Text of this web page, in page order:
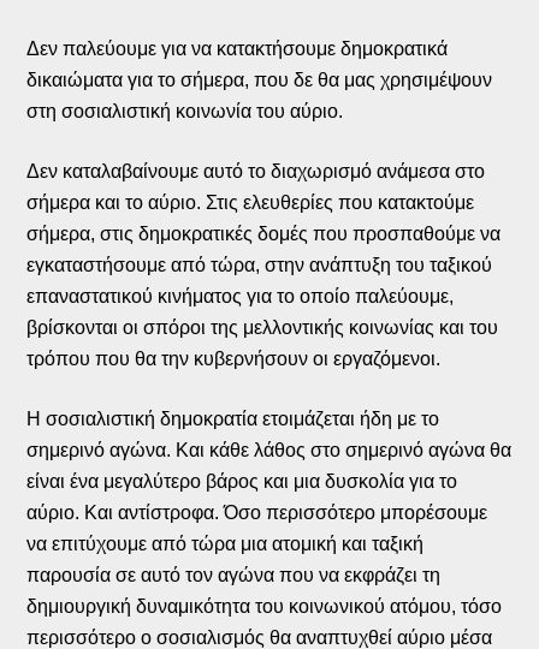
Δεν παλεύουμε για να κατακτήσουμε δημοκρατικά
δικαιώματα για το σήμερα, που δε θα μας χρησιμέψουν
στη σοσιαλιστική κοινωνία του αύριο.
Δεν καταλαβαίνουμε αυτό το διαχωρισμό ανάμεσα στο
σήμερα και το αύριο. Στις ελευθερίες που κατακτούμε
σήμερα, στις δημοκρατικές δομές που προσπαθούμε να
εγκαταστήσουμε από τώρα, στην ανάπτυξη του ταξικού
επαναστατικού κινήματος για το οποίο παλεύουμε,
βρίσκονται οι σπόροι της μελλοντικής κοινωνίας και του
τρόπου που θα την κυβερνήσουν οι εργαζόμενοι.
Η σοσιαλιστική δημοκρατία ετοιμάζεται ήδη με το
σημερινό αγώνα. Και κάθε λάθος στο σημερινό αγώνα θα
είναι ένα μεγαλύτερο βάρος και μια δυσκολία για το
αύριο. Και αντίστροφα. Όσο περισσότερο μπορέσουμε
να επιτύχουμε από τώρα μια ατομική και ταξική
παρουσία σε αυτό τον αγώνα που να εκφράζει τη
δημιουργική δυναμικότητα του κοινωνικού ατόμου, τόσο
περισσότερο ο σοσιαλισμός θα αναπτυχθεί αύριο μέσα